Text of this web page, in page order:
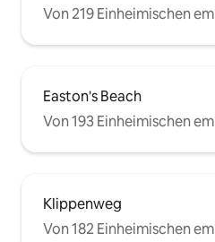
Von 219 Einheimischen
Easton's Beach
Von 193 Einheimischen
Klippenweg
Von 182 Einheimischen